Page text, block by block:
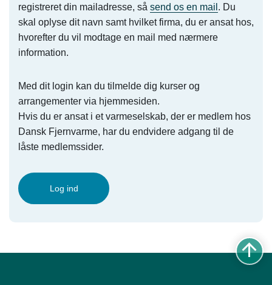
registreret din mailadresse, så send os en mail . Du
skal oplyse dit navn samt hvilket firma, du er ansat hos,
hvorefter du vil modtage en mail med nærmere
information.
Med dit login kan du tilmelde dig kurser og
arrangementer via hjemmesiden.
Hvis du er ansat i et varmeselskab, der er medlem hos
Dansk Fjernvarme, har du endvidere adgang til de
låste medlemssider.
Log ind